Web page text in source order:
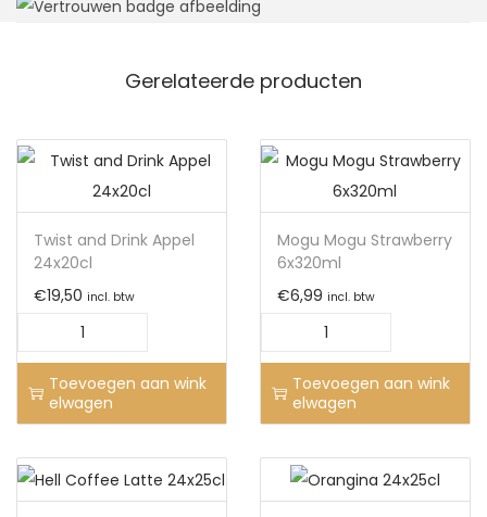
Gerelateerde producten
Twist and Drink Appel
24x20cl
€19,50 incl. btw
Toevoegen aan wink
elwagen
Mogu Mogu Strawberry
6x320ml
€6,99 incl. btw
Toevoegen aan wink
elwagen